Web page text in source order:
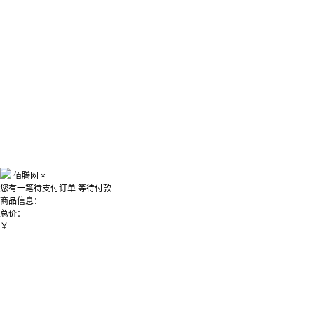
佰腾网 ×
您有一笔待支付订单 等待付款
商品信息：
总价：
￥